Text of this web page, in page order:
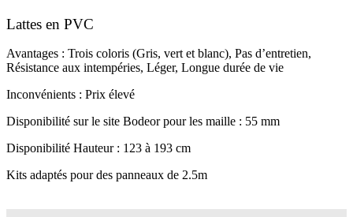
Lattes en PVC
Avantages : Trois coloris (Gris, vert et blanc), Pas d’entretien,
Résistance aux intempéries, Léger, Longue durée de vie
Inconvénients : Prix élevé
Disponibilité sur le site Bodeor pour les maille : 55 mm
Disponibilité Hauteur : 123 à 193 cm
Kits adaptés pour des panneaux de 2.5m